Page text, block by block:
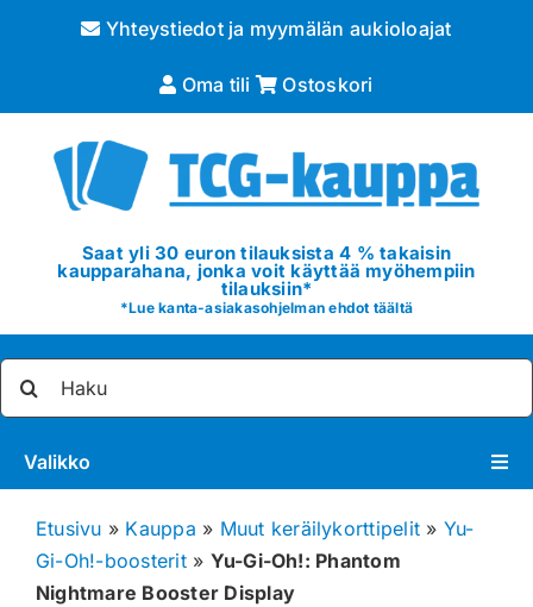
Yhteystiedot ja myymälän aukioloajat
Oma tili Ostoskori
Saat yli 30 euron tilauksista 4 % takaisin
kaupparahana, jonka voit käyttää myöhempiin
tilauksiin*
*Lue kanta-asiakasohjelman ehdot täältä
Valikko
Pokémon
Etusivu » Kauppa » Muut keräilykorttipelit » Yu-
Gi-Oh!-boosterit» Yu-Gi-Oh!: Phantom
Nightmare Booster Display